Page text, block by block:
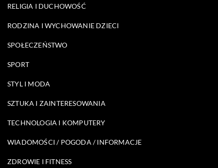
RELIGIA I DUCHOWOŚĆ
RODZINA I WYCHOWANIE DZIECI
SPOŁECZEŃSTWO
SPORT
STYL I MODA
SZTUKA I ZAINTERESOWANIA
TECHNOLOGIA I KOMPUTERY
WIADOMOŚCI / POGODA / INFORMACJE
ZDROWIE I FITNESS